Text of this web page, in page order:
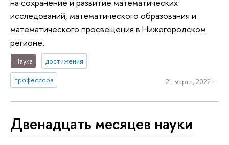
исследований, математического образования и
математического просвещения в Нижегородском
регионе.
Наука достижения
профессора 21 марта, 2022 г.
Двенадцать месяцев науки